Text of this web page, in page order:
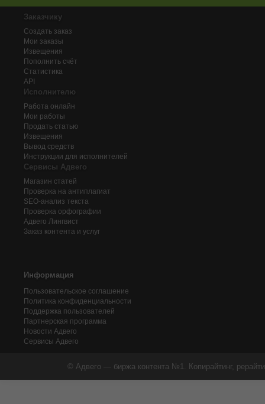
Заказчику
Создать заказ
Мои заказы
Извещения
Пополнить счёт
Статистика
API
Исполнителю
Работа онлайн
Мои работы
Продать статью
Извещения
Вывод средств
Инструкции для исполнителей
Сервисы Адвего
Магазин статей
Проверка на антиплагиат
SEO-анализ текста
Проверка орфографии
Адвего Лингвист
Заказ контента и услуг
Информация
Пользовательское соглашение
Политика конфиденциальности
Поддержка пользователей
Партнерская программа
Новости Адвего
Сервисы Адвего
© Адвего — биржа контента №1. Копирайтинг,